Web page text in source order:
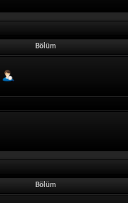
Bölüm
Bölüm